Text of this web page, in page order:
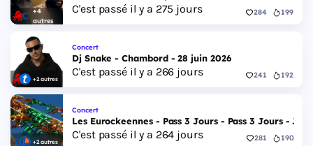
+4
autres
C'est passé il y a 275 jours 284 199
+2 autres
Concert
Dj Snake - Chambord - 28 juin 2026
C'est passé il y a 266 jours 241 192
+2 autres
Concert
Les Eurockeennes - Pass 3 Jours - Pass 3 Jours -
C'est passé il y a 264 jours 281 190